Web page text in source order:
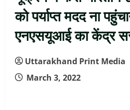
को पर्याप्त मदद ना
एनएसयूआई का केंद्र
Uttarakhand Print Media
March 3, 2022